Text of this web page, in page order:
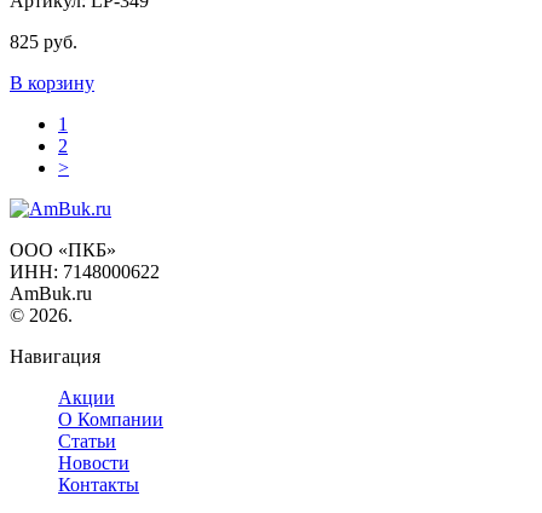
825 руб.
В корзину
1
2
>
ООО «ПКБ»
ИНН: 7148000622
AmBuk.ru
© 2026.
Навигация
Акции
О Компании
Статьи
Новости
Контакты